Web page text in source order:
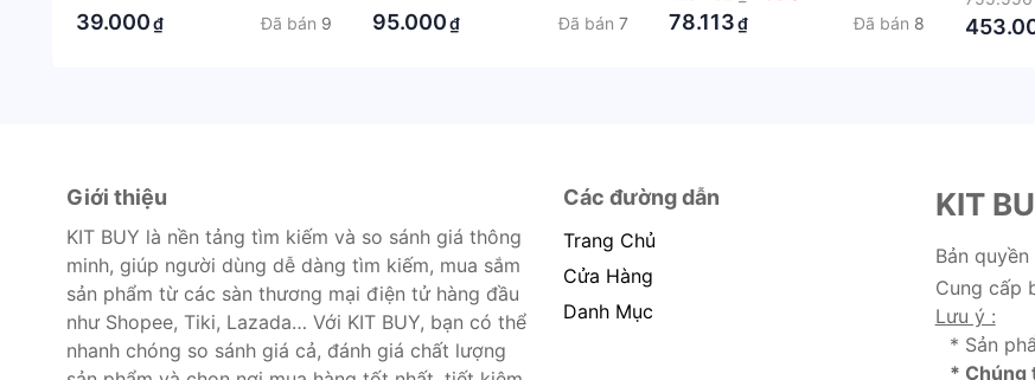
39.000₫ Đã bán 9 95.000₫ Đã bán 7 78.113₫ Đã bán 8
Giới thiệu
KIT BUY là nền tảng tìm kiếm và so sánh giá thông
minh, giúp người dùng dễ dàng tìm kiếm, mua sắm
sản phẩm từ các sàn thương mại điện tử hàng đầu
như Shopee, Tiki, Lazada… Với KIT BUY, bạn có thể
nhanh chóng so sánh giá cả, đánh giá chất lượng
Các đường dẫn
Trang Chủ
Cửa Hàng
Danh Mục
KIT
Bản
Cung cấp
Lưu ý :
* Sản
* Chúng